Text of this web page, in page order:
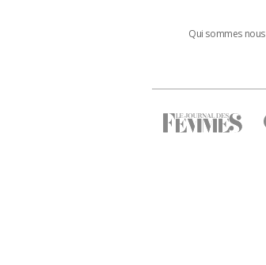
Qui sommes nous